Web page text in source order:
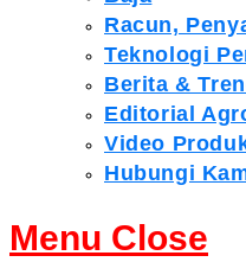
Racun,
Teknologi
Berita &
Editorial
Video
Hubungi
Menu Close